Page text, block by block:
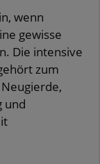
wenn
gewisse
Die intensive
zum
und